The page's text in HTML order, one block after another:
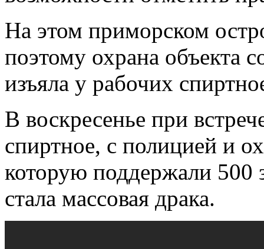
На этом приморском
поэтому охрана объекта
изъяла у рабочих
В воскресенье при
спиртное, с полицией и
которую поддержали 500
стала массовая драка.